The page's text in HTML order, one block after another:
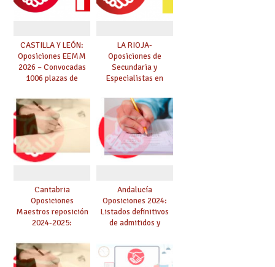
CASTILLA Y LEÓN:
Oposiciones EEMM
2026 – Convocadas
1006 plazas de
Conservatorios
(solicitudes del 15 de
enero al 4 de febrero)
LA RIOJA-
Oposiciones de
Secundaria y
Especialistas en
(plazo hasta el 6 de
marzo)
Cantabria
Oposiciones
Maestros reposición
2024-2025:
de inscripción
Andalucía
Oposiciones 2024:
Listados definitivos
de admitidos y
vía de reposición